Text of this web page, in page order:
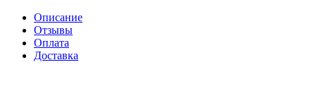
Описание
Отзывы
Оплата
Доставка